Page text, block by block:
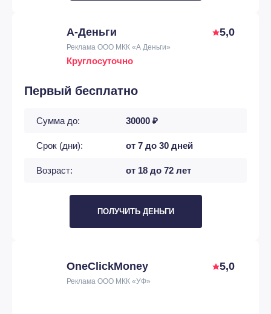
А-Деньги 5,0
Реклама ООО МКК «А Деньги»
Круглосуточно
Первый бесплатно
Сумма до: 30000 ₽
Срок (дни): от 7 до 30 дней
Возраст: от 18 до 72 лет
ПОЛУЧИТЬ ДЕНЬГИ
OneClickMoney 5,0
Реклама ООО МКК «УФ»